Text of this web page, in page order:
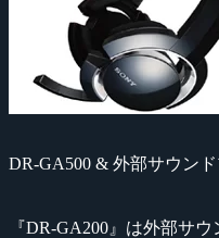
DR-GA500 & 外部サウン
『DR-GA200』は外部サ